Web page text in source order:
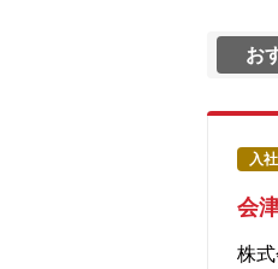
お
入
会
株